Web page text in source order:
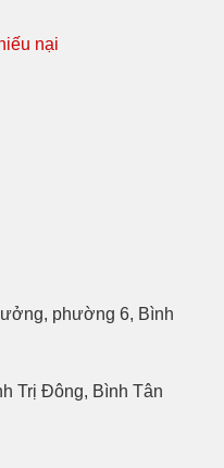
nại
phường 6, Bình
Trị Đông, Bình Tân